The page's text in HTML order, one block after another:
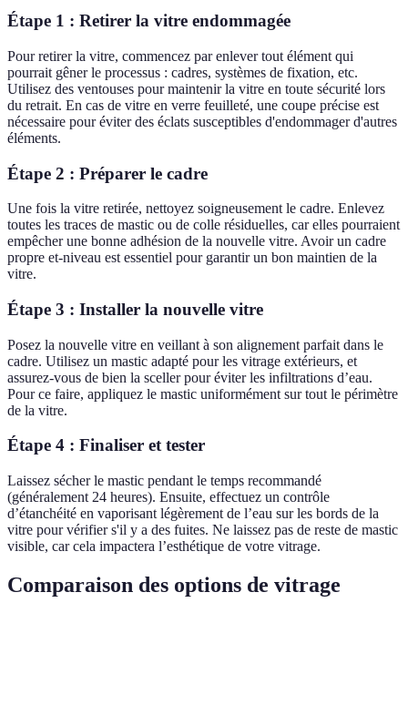
Étape 1 : Retirer la vitre endommagée
Pour retirer la vitre, commencez par enlever tout élément qui
pourrait gêner le processus : cadres, systèmes de fixation, etc.
Utilisez des ventouses pour maintenir la vitre en toute sécurité lors
du retrait. En cas de vitre en verre feuilleté, une coupe précise est
nécessaire pour éviter des éclats susceptibles d'endommager d'autres
éléments.
Étape 2 : Préparer le cadre
Une fois la vitre retirée, nettoyez soigneusement le cadre. Enlevez
toutes les traces de mastic ou de colle résiduelles, car elles pourraient
empêcher une bonne adhésion de la nouvelle vitre. Avoir un cadre
propre et-niveau est essentiel pour garantir un bon maintien de la
vitre.
Étape 3 : Installer la nouvelle vitre
Posez la nouvelle vitre en veillant à son alignement parfait dans le
cadre. Utilisez un mastic adapté pour les vitrage extérieurs, et
assurez-vous de bien la sceller pour éviter les infiltrations d’eau.
Pour ce faire, appliquez le mastic uniformément sur tout le périmètre
de la vitre.
Étape 4 : Finaliser et tester
Laissez sécher le mastic pendant le temps recommandé
(généralement 24 heures). Ensuite, effectuez un contrôle
d’étanchéité en vaporisant légèrement de l’eau sur les bords de la
vitre pour vérifier s'il y a des fuites. Ne laissez pas de reste de mastic
visible, car cela impactera l’esthétique de votre vitrage.
Comparaison des options de vitrage